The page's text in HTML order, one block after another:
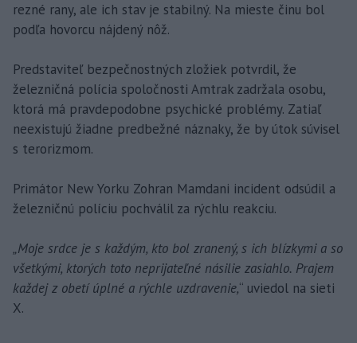
rezné rany, ale ich stav je stabilný. Na mieste činu bol
podľa hovorcu nájdený nôž.
Predstaviteľ bezpečnostných zložiek potvrdil, že
železničná polícia spoločnosti Amtrak zadržala osobu,
ktorá má pravdepodobne psychické problémy. Zatiaľ
neexistujú žiadne predbežné náznaky, že by útok súvisel
s terorizmom.
Primátor New Yorku Zohran Mamdani incident odsúdil a
železničnú políciu pochválil za rýchlu reakciu.
„Moje srdce je s každým, kto bol zranený, s ich blízkymi a so
všetkými, ktorých toto neprijateľné násilie zasiahlo. Prajem
každej z obetí úplné a rýchle uzdravenie,“ uviedol na sieti
X.